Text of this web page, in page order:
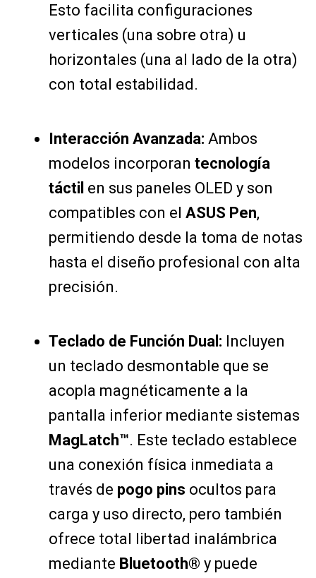
Esto facilita configuraciones
verticales (una sobre otra) u
horizontales (una al lado de la otra)
con total estabilidad.
Interacción Avanzada: Ambos
modelos incorporan tecnología
táctil en sus paneles OLED y son
compatibles con el ASUS Pen,
permitiendo desde la toma de notas
hasta el diseño profesional con alta
precisión.
Teclado de Función Dual: Incluyen
un teclado desmontable que se
acopla magnéticamente a la
pantalla inferior mediante sistemas
MagLatch™. Este teclado establece
una conexión física inmediata a
través de pogo pins ocultos para
carga y uso directo, pero también
ofrece total libertad inalámbrica
mediante Bluetooth® y puede